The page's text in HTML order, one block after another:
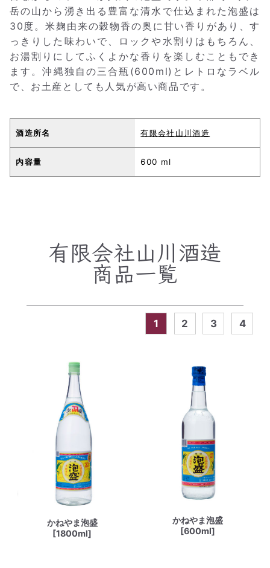
岳の山から湧き出る豊富な清水で仕込まれた泡盛は
30度。米麹由来の穀物香の奥に甘い香りがあり、す
っきりした味わいで、ロックや水割りはもちろん、
お湯割りにしてふくよかな香りを楽しむこともでき
ます。沖縄独自の三合瓶(600ml)とレトロなラベル
で、お土産としても人気が高い商品です。
酒造所名 有限会社山川酒造
内容量 600 ml
有限会社山川酒造
商品一覧
1 2 3 4
かねやま泡盛
[1800ml]
かねやま泡盛
[600ml]